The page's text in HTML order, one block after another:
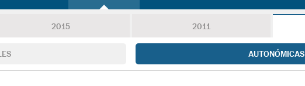
2015 2011
AUTONÓMICAS